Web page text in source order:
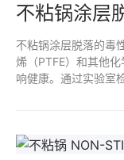
不粘锅涂层
不粘锅涂层脱落的毒
烯（PTFE）和其他
响健康。通过实验室